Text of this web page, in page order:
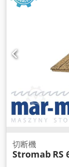
切断機
Stromab RS